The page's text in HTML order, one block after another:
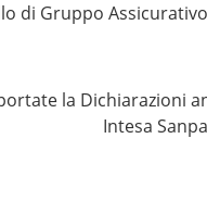
di Gruppo
la Dichiarazioni
Intesa